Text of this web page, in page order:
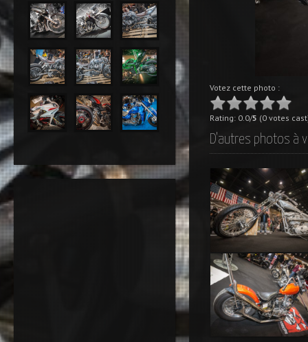
Votez cette photo :
Rating: 0.0/5 (0 votes
D'autres photos à
Queen of California –
Salon du 2 Roues Lyon
2015